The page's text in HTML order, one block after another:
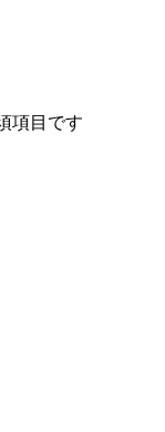
項目です